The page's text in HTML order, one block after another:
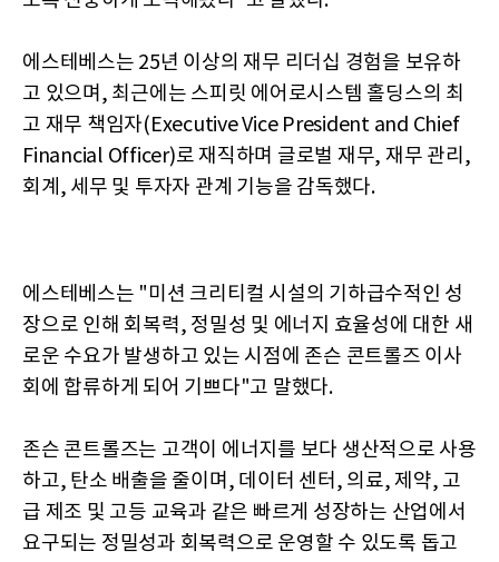
에스테베스는 25년 이상의 재무 리더십 경험을 보유하
고 있으며, 최근에는 스피릿 에어로시스템 홀딩스의 최
고 재무 책임자(Executive Vice President and Chief
Financial Officer)로 재직하며 글로벌 재무, 재무 관리,
회계, 세무 및 투자자 관계 기능을 감독했다.
에스테베스는 "미션 크리티컬 시설의 기하급수적인 성
장으로 인해 회복력, 정밀성 및 에너지 효율성에 대한 새
로운 수요가 발생하고 있는 시점에 존슨 콘트롤즈 이사
회에 합류하게 되어 기쁘다"고 말했다.
존슨 콘트롤즈는 고객이 에너지를 보다 생산적으로 사용
하고, 탄소 배출을 줄이며, 데이터 센터, 의료, 제약, 고
급 제조 및 고등 교육과 같은 빠르게 성장하는 산업에서
요구되는 정밀성과 회복력으로 운영할 수 있도록 돕고